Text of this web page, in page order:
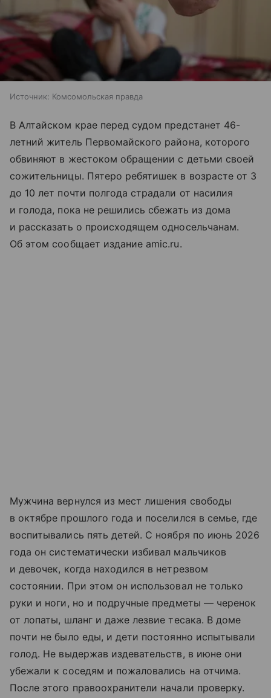
Источник: Комсомольская правда
В Алтайском крае перед судом предстанет 46-
летний житель Первомайского района, которого
обвиняют в жестоком обращении с детьми своей
сожительницы. Пятеро ребятишек в возрасте от 3
до 10 лет почти полгода страдали от насилия
и голода, пока не решились сбежать из дома
и рассказать о происходящем односельчанам.
Об этом сообщает издание amic.ru.
Мужчина вернулся из мест лишения свободы
в октябре прошлого года и поселился в семье, где
воспитывались пять детей. С ноября по июнь 2026
года он систематически избивал мальчиков
и девочек, когда находился в нетрезвом
состоянии. При этом он использовал не только
руки и ноги, но и подручные предметы — черенок
от лопаты, шланг и даже лезвие тесака. В доме
почти не было еды, и дети постоянно испытывали
голод. Не выдержав издевательств, в июне они
убежали к соседям и пожаловались на отчима.
После этого правоохранители начали проверку.